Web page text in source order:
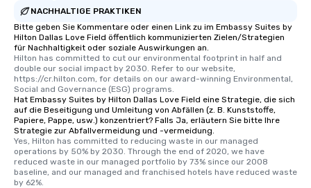
NACHHALTIGE PRAKTIKEN
Bitte geben Sie Kommentare oder einen Link zu im Embassy Suites by
Hilton Dallas Love Field öffentlich kommunizierten Zielen/Strategien
für Nachhaltigkeit oder soziale Auswirkungen an.
Hilton has committed to cut our environmental footprint in half and
double our social impact by 2030. Refer to our website,
https://cr.hilton.com, for details on our award-winning Environmental,
Social and Governance (ESG) programs.
Hat Embassy Suites by Hilton Dallas Love Field eine Strategie, die sich
auf die Beseitigung und Umleitung von Abfällen (z. B. Kunststoffe,
Papiere, Pappe, usw.) konzentriert? Falls Ja, erläutern Sie bitte Ihre
Strategie zur Abfallvermeidung und -vermeidung.
Yes, Hilton has committed to reducing waste in our managed
operations by 50% by 2030. Through the end of 2020, we have
reduced waste in our managed portfolio by 73% since our 2008
baseline, and our managed and franchised hotels have reduced waste
by 62%.